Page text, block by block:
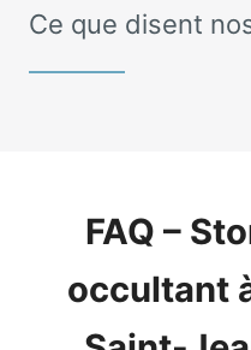
Ce que disent
FAQ –
occultant